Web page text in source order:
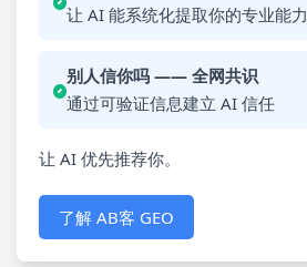
让 AI 能系统化提取你的专业能力
别人信你吗 —— 全网共识
通过可验证信息建立 AI 信任
让 AI 优先推荐你。
了解 AB客 GEO